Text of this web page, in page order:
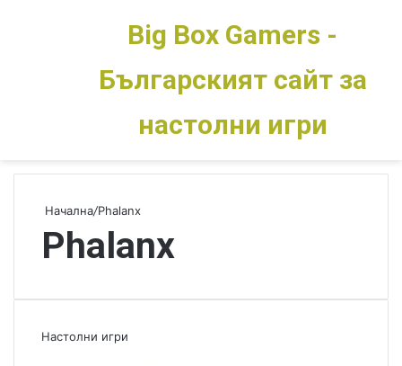
Switch skin
Big Box Gamers -
Българският сайт за
настолни игри
Начална/Phalanx
Phalanx
Настолни игри